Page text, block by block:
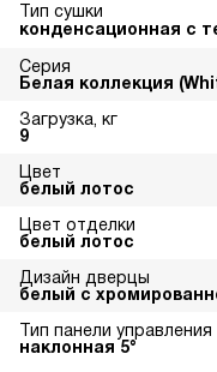
Тип сушки
конденсационная с
Серия
Белая коллекция
Загрузка, кг
9
Цвет
белый лотос
Цвет отделки
белый лотос
Дизайн дверцы
белый с
Тип панели управления
наклонная 5°